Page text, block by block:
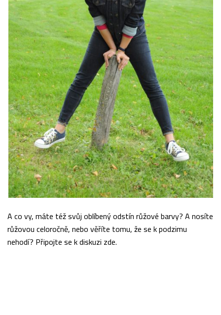
A co vy, máte též svůj oblíbený odstín růžové barvy? A nosíte
růžovou celoročně, nebo věříte tomu, že se k podzimu
nehodí? Připojte se k diskuzi zde.